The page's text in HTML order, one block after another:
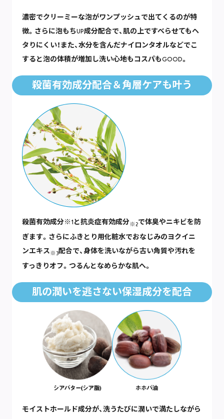
濃密でクリーミーな泡がワンプッシュで出てくるのが特
徴。さらに泡もちUP成分配合で、肌の上ですべらせてもヘ
タりにくい！また、水分を含んだナイロンタオルなどでこ
すると泡の体積が増加し洗い心地もコスパもGOOD。
殺菌有効成分配合＆角層ケアも叶う
殺菌有効成分※1と抗炎症有効成分※2で体臭やニキビを防
ぎます。さらにふきとり用化粧水でおなじみのヨクイニ
ンエキス※3配合で、身体を洗いながら古い角質や汚れを
すっきりオフ。つるんとなめらかな肌へ。
肌の潤いを逃さない保湿成分を配合
モイストホールド成分が、洗うたびに潤いで満たしながら